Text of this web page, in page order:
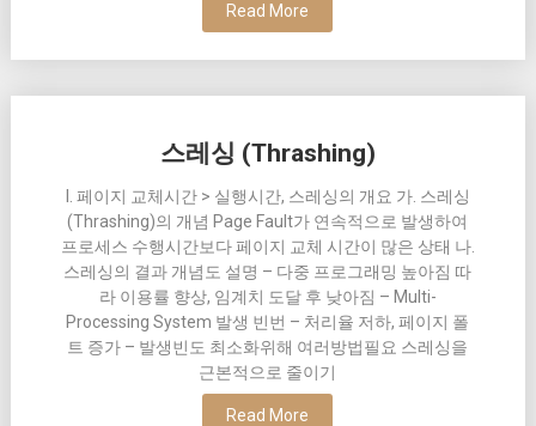
Read More
스레싱 (Thrashing)
I. 페이지 교체시간 > 실행시간, 스레싱의 개요 가. 스레싱
(Thrashing)의 개념 Page Fault가 연속적으로 발생하여
프로세스 수행시간보다 페이지 교체 시간이 많은 상태 나.
스레싱의 결과 개념도 설명 – 다중 프로그래밍 높아짐 따
라 이용률 향상, 임계치 도달 후 낮아짐 – Multi-
Processing System 발생 빈번 – 처리율 저하, 페이지 폴
트 증가 – 발생빈도 최소화위해 여러방법필요 스레싱을
근본적으로 줄이기
Read More